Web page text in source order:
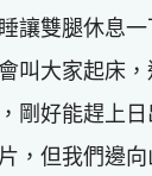
讓雙腿休息
叫大家起床，
剛好能趕上
，但我們邊